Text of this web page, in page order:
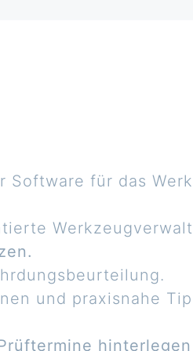
Software für das
und praxisnahe
hinterlegen